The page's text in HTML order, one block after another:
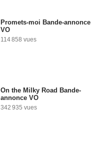
Promets-moi Bande-annonce
VO
114 858 vues
On the Milky Road Bande-
annonce VO
342 935 vues